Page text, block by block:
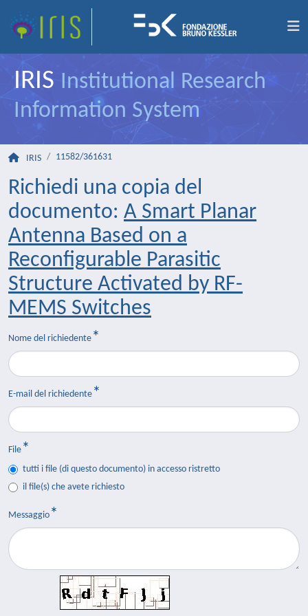
IRIS Institutional Research
Information System
IRIS 11582/361631
Richiedi una copia del
documento: A Smart Planar
Antenna Based on a
Reconfigurable Parasitic
Structure Activated by RF-
MEMS Switches
Nome del richiedente
E-mail del richiedente
File
tutti i file (di questo documento) in accesso ristretto
il file(s) che avete richiesto
Messaggio